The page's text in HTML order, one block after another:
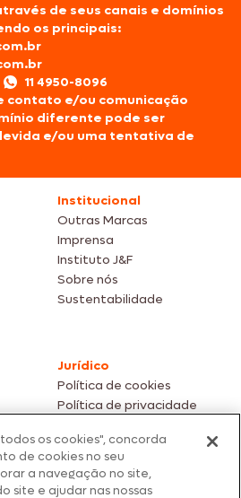
de seus canais e domínios
os principais:
11 4950-8096
contato e/ou comunicação
diferente pode ser
e/ou uma tentativa de
Institucional
Outras Marcas
Imprensa
Instituto J&F
Sobre nós
Sustentabilidade
Jurídico
Política de cookies
Política de privacidade
| Ofertas válidas enquanto durarem os
| Vendas sujeitas a análise e confirmação
de pagamento são válidos
os cookies", concorda
de cookies no seu
a navegação no site,
site e ajudar nas nossas